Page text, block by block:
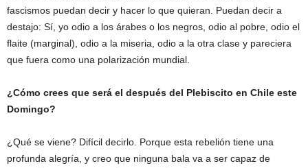
fascismos puedan decir y hacer lo que quieran. Puedan decir a
destajo: Sí, yo odio a los árabes o los negros, odio al pobre, odio el
flaite (marginal), odio a la miseria, odio a la otra clase y pareciera
que fuera como una polarización mundial.
¿Cómo crees que será el después del Plebiscito en Chile este
Domingo?
¿Qué se viene? Difícil decirlo. Porque esta rebelión tiene una
profunda alegría, y creo que ninguna bala va a ser capaz de